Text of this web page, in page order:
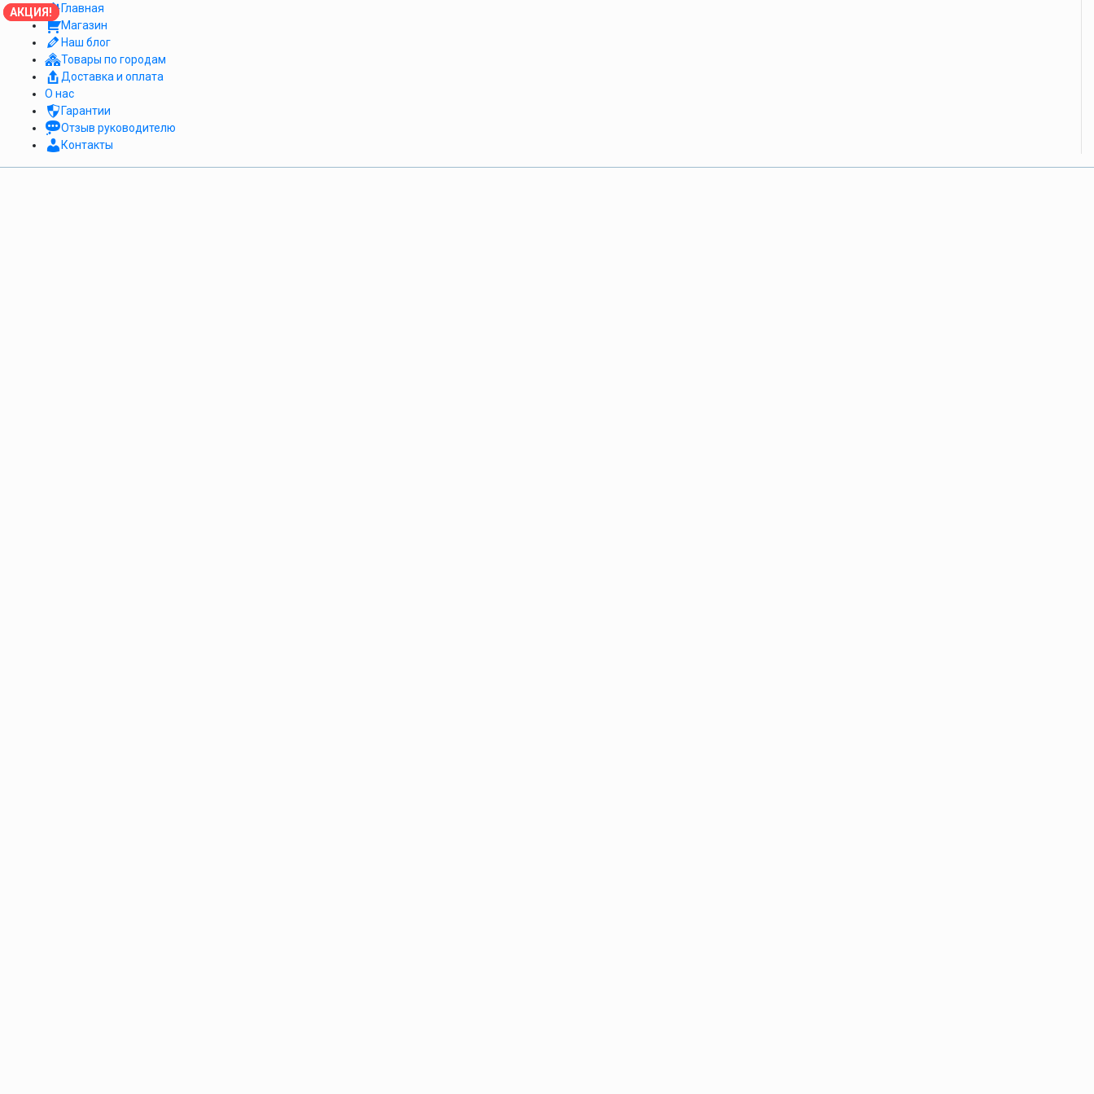
Главная
Магазин
Наш блог
Товары по городам
Доставка и оплата
О нас
Гарантии
Отзыв руководителю
Контакты
АКЦИЯ!
АКЦИЯ!
АКЦИЯ!